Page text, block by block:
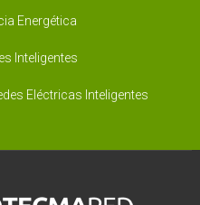
Energética
Inteligentes
Eléctricas Inteligentes